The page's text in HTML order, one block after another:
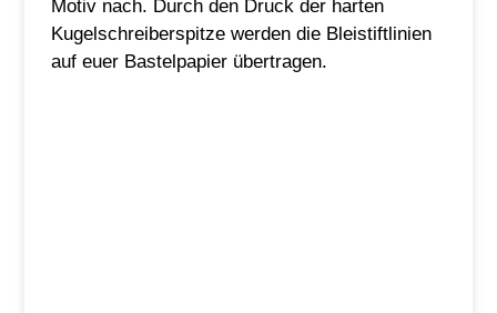
Motiv nach. Durch den Druck der harten
Kugelschreiberspitze werden die Bleistiftlinien
auf euer Bastelpapier übertragen.